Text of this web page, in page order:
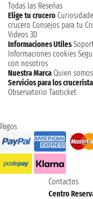
Todas las Reseñas
Elige tu crucero
crucero Consejos para tu
Videos 3D
Informaciones Utiles
Informaciones cookies
con nosotros
Nuestra Marca Quien somos
Servicios para los
Observatorio Taoticket
Pagos
Contactos
Centro